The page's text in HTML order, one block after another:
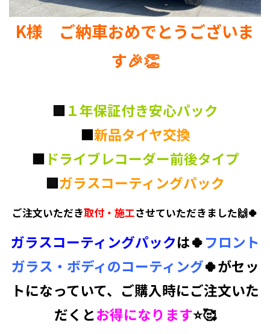
K様 ご納車おめでとうございま
す🎉👏
🟨１年保証付き安心パック
🟧新品タイヤ交換
🟥 ドライブレコーダー前後タイプ
🟨ガラスコーティングパック
ご注文いただき取付・施工させていただきました🙌🍀
ガラスコーティングパックは🍀フロント
ガラス・ボディのコーティング🍀がセッ
トになっていて、ご購入時にご注文いた
だくとお得になります⭐🥰